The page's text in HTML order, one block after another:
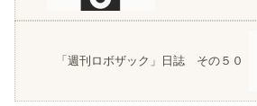
「週刊ロボザック」日誌 その５０